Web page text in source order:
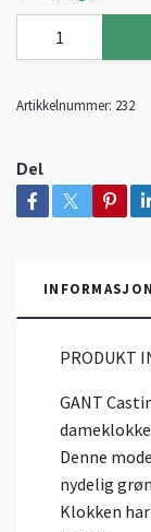
Artikkelnummer: 232
Del
INFORMASJON
PRODUKT
GANT
Denne
nydelig
Klokken